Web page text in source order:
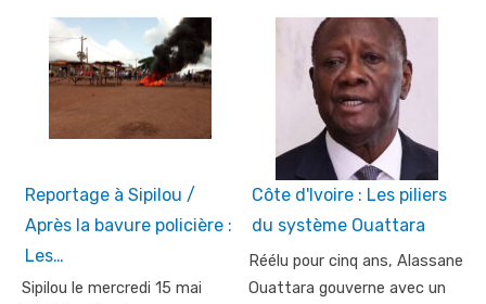
Reportage à Sipilou /
Après la bavure policière :
Les…
Sipilou le mercredi 15 mai
Côte d'Ivoire : Les piliers
du système Ouattara
Réélu pour cinq ans, Alassane
Ouattara gouverne avec un